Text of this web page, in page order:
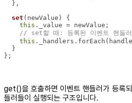
set ( newValue )
this
// set할 때: 등록된 이벤트 핸들러
this ._handlers.forEach(
};
get()을 호출하면 이벤트 핸들러가 등록
들러들이 실행되는 구조입니다.